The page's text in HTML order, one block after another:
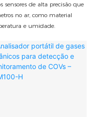
de alta precisão que
no ar, como material
e umidade.